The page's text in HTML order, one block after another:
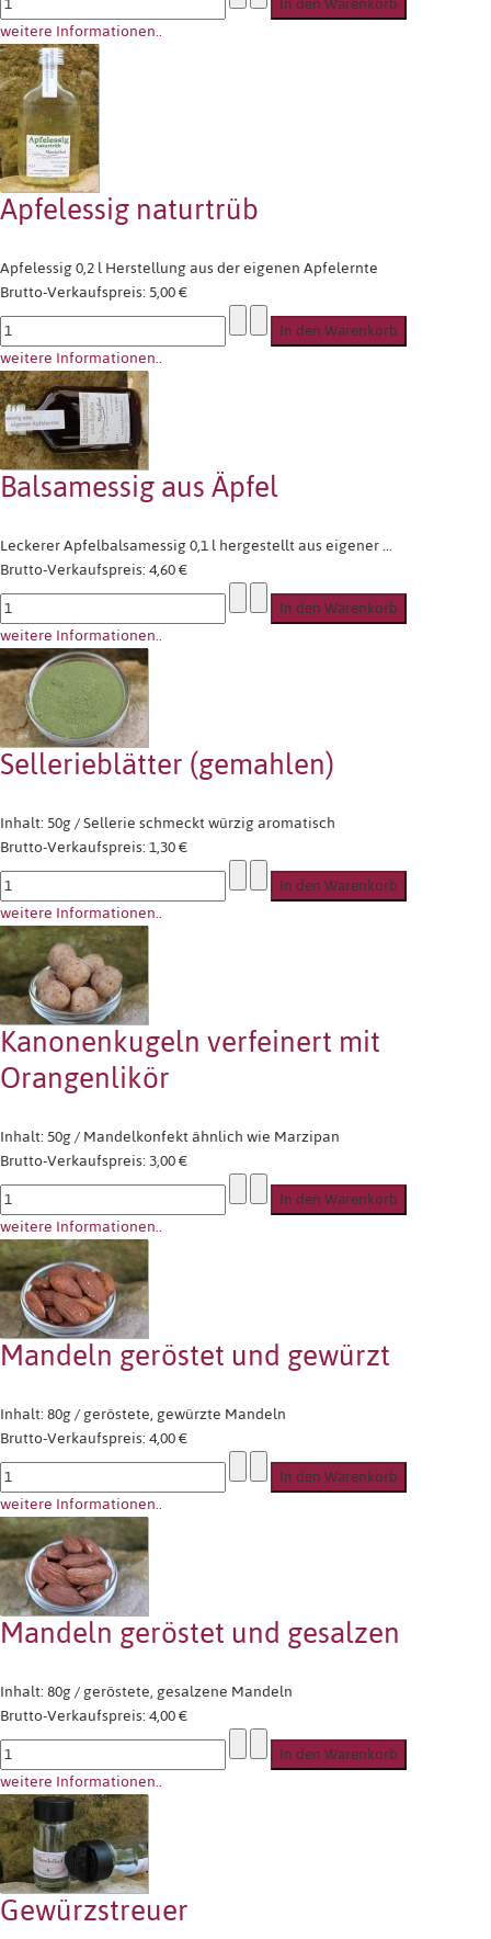
weitere Informationen..
Apfelessig naturtrüb
Apfelessig 0,2 l Herstellung aus der eigenen Apfelernte
Brutto-Verkaufspreis:5,00 €
weitere Informationen..
Balsamessig aus Äpfel
Leckerer Apfelbalsamessig 0,1 l hergestellt aus eigener ...
Brutto-Verkaufspreis:4,60 €
weitere Informationen..
Sellerieblätter (gemahlen)
Inhalt: 50g / Sellerie schmeckt würzig aromatisch
Brutto-Verkaufspreis:1,30 €
weitere Informationen..
Kanonenkugeln verfeinert mit
Orangenlikör
Inhalt: 50g / Mandelkonfekt ähnlich wie Marzipan
Brutto-Verkaufspreis:3,00 €
weitere Informationen..
Mandeln geröstet und gewürzt
Inhalt: 80g / geröstete, gewürzte Mandeln
Brutto-Verkaufspreis:4,00 €
weitere Informationen..
Mandeln geröstet und gesalzen
Inhalt: 80g / geröstete, gesalzene Mandeln
Brutto-Verkaufspreis:4,00 €
weitere Informationen..
Gewürzstreuer